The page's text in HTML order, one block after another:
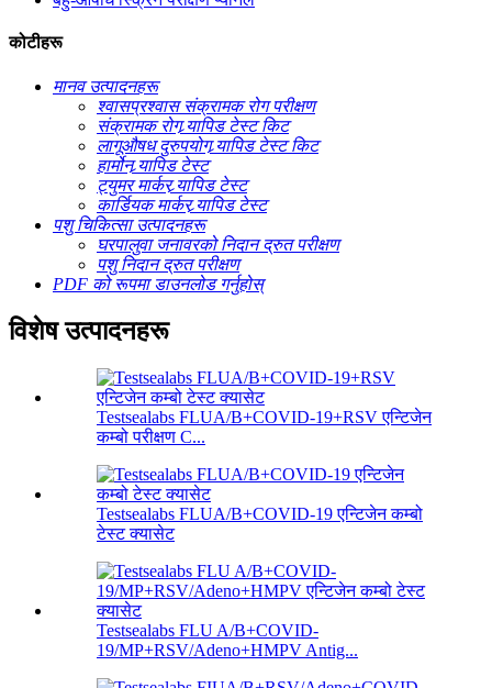
कोटीहरू
मानव उत्पादनहरू
श्वासप्रश्वास संक्रामक रोग परीक्षण
संक्रामक रोग र्‍यापिड टेस्ट किट
लागूऔषध दुरुपयोग र्‍यापिड टेस्ट किट
हार्मोन र्‍यापिड टेस्ट
ट्युमर मार्कर र्‍यापिड टेस्ट
कार्डियक मार्कर र्‍यापिड टेस्ट
पशु चिकित्सा उत्पादनहरू
घरपालुवा जनावरको निदान द्रुत परीक्षण
पशु निदान द्रुत परीक्षण
PDF को रूपमा डाउनलोड गर्नुहोस्
विशेष उत्पादनहरू
Testsealabs FLUA/B+COVID-19+RSV एन्टिजेन
कम्बो परीक्षण C...
Testsealabs FLUA/B+COVID-19 एन्टिजेन कम्बो
टेस्ट क्यासेट
Testsealabs FLU A/B+COVID-
19/MP+RSV/Adeno+HMPV Antig...